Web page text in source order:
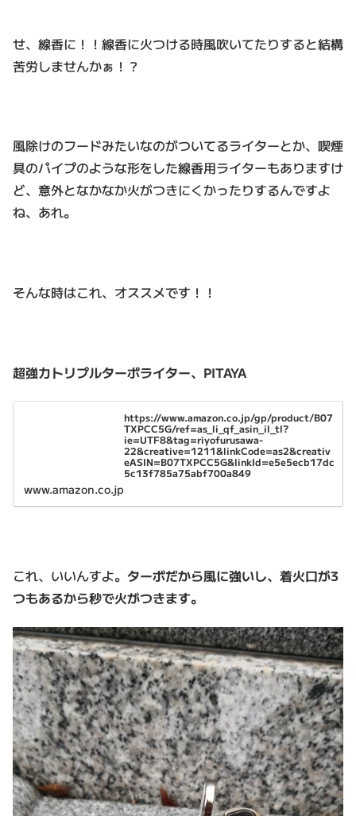
せ、線香に！！線香に火つける時風吹いてたりすると結構
苦労しませんかぁ！？
風除けのフードみたいなのがついてるライターとか、喫煙
具のパイプのような形をした線香用ライターもありますけ
ど、意外となかなか火がつきにくかったりするんですよ
ね、あれ。
そんな時はこれ、オススメです！！
超強力トリプルターボライター、PITAYA
https://www.amazon.co.jp/gp/product/B07
TXPCC5G/ref=as_li_qf_asin_il_tl?
ie=UTF8&tag=riyofurusawa-
22&creative=1211&linkCode=as2&creativ
eASIN=B07TXPCC5G&linkId=e5e5ecb17dc
5c13f785a75abf700a849
www.amazon.co.jp
これ、いいんすよ。 ターボだから風に強いし、着火口が3
つもあるから秒で火がつきます。
動
画
プ
レ
ー
ヤ
ー